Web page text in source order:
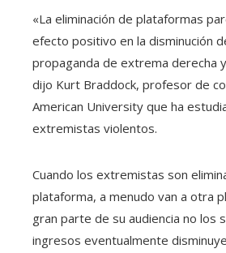
«La eliminación de plataformas
efecto positivo en la disminución
propaganda de extrema derecha
dijo Kurt Braddock, profesor de
American University que ha
extremistas violentos.
Cuando los extremistas son
plataforma, a menudo van a otra
gran parte de su audiencia no los
ingresos eventualmente